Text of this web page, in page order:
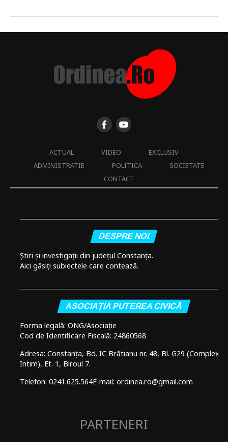
ACTUAL VIDEO
EXCLUSIV
ADMINISTRATIE
POLITICA
SOCIETATE
CONTACT
DESPRE NOI
Știri și investigații din județul Constanța.
Aici găsiți subiectele care contează.
ASOCIAȚIA PUTEREA CIVICĂ
Forma legală: ONG/Asociație
Cod de Identificare Fiscală: 24860568
Adresa: Constanța, Bd. IC Brătianu nr. 48, Bl. G29 (Complex
Intim), Et. 1, Biroul 7.
Telefon: 0241.625.564E-mail: ordinea.ro@gmail.com
PARTENERI